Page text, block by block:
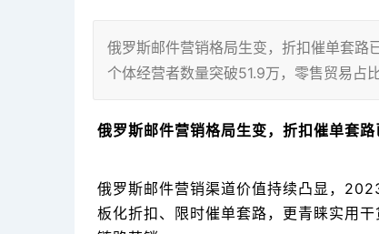
俄罗斯邮件营销格局生变，折扣催单套路
个体经营者数量突破51.9万，零售贸易占
俄罗斯邮件营销格局生变，折扣催单套路
俄罗斯邮件营销渠道价值持续凸显，
板化折扣、限时催单套路，更青睐实用